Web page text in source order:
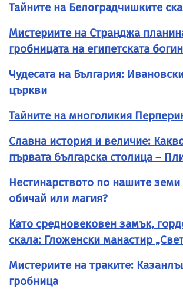
Тайните на Белоградчишките
Мистериите на Странджа
гробницата на египетската
Чудесата на България:
църкви
Тайните на многоликия
Славна история и величие:
първата българска столица –
Нестинарството по нашите
обичай или магия?
Като средновековен замък,
скала: Гложенски манастир
Мистериите на траките:
гробница